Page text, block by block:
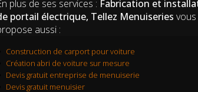
plus de ses services : Fabrication et
portail électrique, Tellez Menuiseries vous
aussi :
Construction de carport pour voiture
Création abri de voiture sur mesure
Devis gratuit entreprise de menuiserie
Devis gratuit menuisier